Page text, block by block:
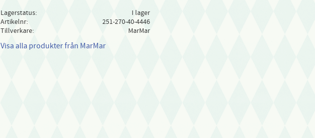
Lagerstatus
I lager
Artikelnr
251-270-40-4446
Tillverkare
MarMar
Visa alla produkter från MarMar